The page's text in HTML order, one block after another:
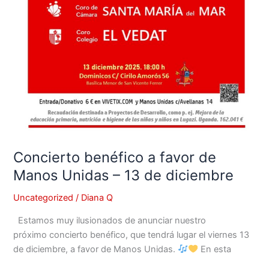
Concierto benéfico a favor de
Manos Unidas – 13 de diciembre
Uncategorized / Diana Q
Estamos muy ilusionados de anunciar nuestro
próximo concierto benéfico, que tendrá lugar el viernes 13
de diciembre, a favor de Manos Unidas.
En esta